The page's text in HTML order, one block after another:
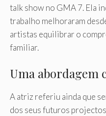
talk show no GMA 7. Ela
trabalho melhoraram
artistas equilibrar o
familiar.
Uma abordagem
A atriz referiu ainda que
dos seus futuros